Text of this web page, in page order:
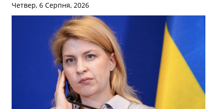
Четвер, 6 Серпня, 2026